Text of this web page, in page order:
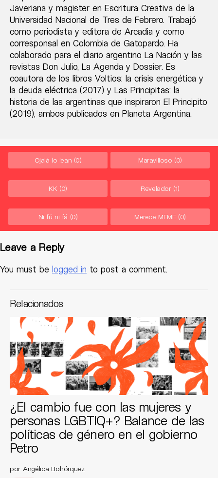
Javeriana y magister en Escritura Creativa de la
Universidad Nacional de Tres de Febrero. Trabajó
como periodista y editora de Arcadia y como
corresponsal en Colombia de Gatopardo. Ha
colaborado para el diario argentino La Nación y las
revistas Don Julio, La Agenda y Dossier. Es
coautora de los libros Voltios: la crisis energética y
la deuda eléctrica (2017) y Las Principitas: la
historia de las argentinas que inspiraron El Principito
(2019), ambos publicados en Planeta Argentina.
Ojalá lo lean (0) Maravilloso (0)
KK (0) Revelador (1)
Ni fú ni fá (0) Merece MEME (0)
Leave a Reply
You must be logged in to post a comment.
Relacionados
¿El cambio fue con las mujeres y
personas LGBTIQ+? Balance de las
políticas de género en el gobierno
Petro
por Angélica Bohórquez